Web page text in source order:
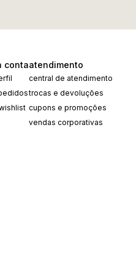
contaatendimento
central de atendimento
trocas e devoluções
cupons e promoções
vendas corporativas